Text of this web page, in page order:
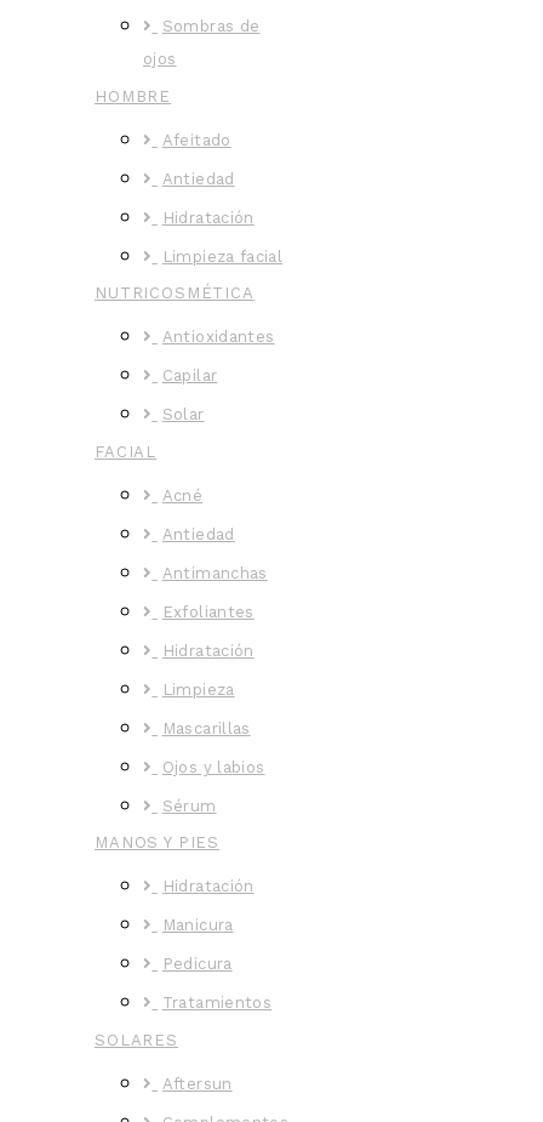
Sombras de
ojos
HOMBRE
Afeitado
Antiedad
Hidratación
Limpieza facial
NUTRICOSMÉTICA
Antioxidantes
Capilar
Solar
FACIAL
Acné
Antiedad
Antimanchas
Exfoliantes
Hidratación
Limpieza
Mascarillas
Ojos y labios
Sérum
MANOS Y PIES
Hidratación
Manicura
Pedicura
Tratamientos
SOLARES
Aftersun